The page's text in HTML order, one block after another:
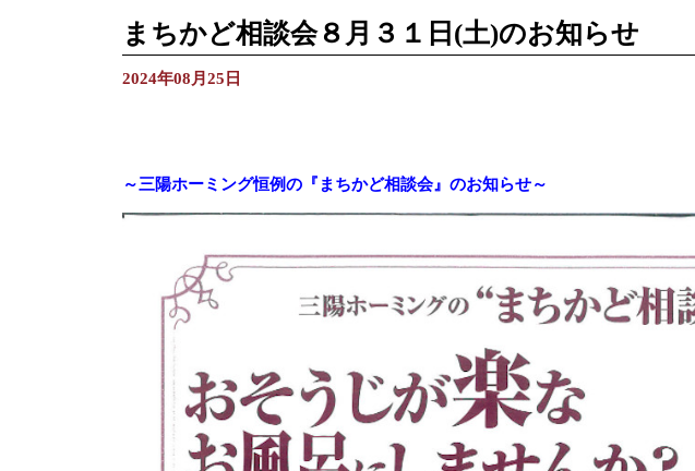
まちかど相談会８月３１日(土)のお知らせ
2024年08月25日
～三陽ホーミング恒例の『まちかど相談会』のお知らせ～